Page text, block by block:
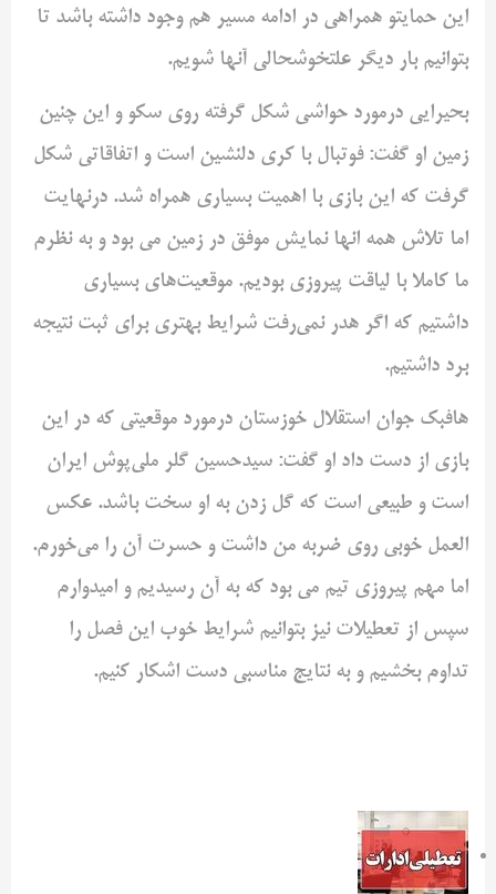
این حمایتو همراهی در ادامه مسیر هم وجود داشته باشد تا
بتوانیم بار دیگر علتخوشحالی آنها شویم.
بحیرایی درمورد حواشی شکل گرفته روی سکو و این چنین
زمین او گفت: فوتبال با کری دلنشین است و اتفاقاتی شکل
گرفت که این بازی با اهمیت بسیاری همراه شد. درنهایت
اما تلاش همه انها نمایش موفق در زمین می بود و به نظرم
ما کاملا با لیاقت پیروزی بودیم. موقعیت‌های بسیاری
داشتیم که اگر هدر نمی‌رفت شرایط بهتری برای ثبت نتیجه
برد داشتیم.
هافبک جوان استقلال خوزستان درمورد موقعیتی که در این
بازی از دست داد او گفت: سیدحسین گلر ملی‌پوش ایران
است و طبیعی است که گل زدن به او سخت باشد. عکس
العمل خوبی روی ضربه من داشت و حسرت آن را می‌خورم.
اما مهم پیروزی تیم می بود که به آن رسیدیم و امیدوارم
سپس از تعطیلات نیز بتوانیم شرایط خوب این فصل را
تداوم بخشیم و به نتایج مناسبی دست اشکار کنیم.